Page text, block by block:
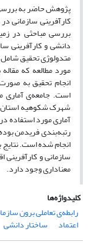
پژوهش حاضر به
کارآفرینی
بررسی مباحثی در
دانشی و کارآفرینی
متدولوژی تحقیق
مورد مطالعه که
انجام تحقیق به
است. جامعه‌ی
شهرک شکوهیه استان
آماری مورد استفاده
انجام شده است.
سازمانی و
معناداری وجود دارد.
کلیدواژه‌ها
رابطه‌ی تعاملی برون
اعتماد ساختار دانشی